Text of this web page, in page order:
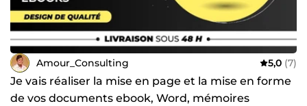
Amour_Consulting 5,0 (7)
Je vais réaliser la mise en page et la mise en forme
de vos documents ebook, Word, mémoires